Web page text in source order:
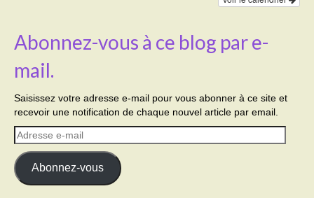
Abonnez-vous à ce blog par e-
mail.
Saisissez votre adresse e-mail pour vous abonner à ce site et
recevoir une notification de chaque nouvel article par email.
Adresse
e-
mail
Abonnez-vous